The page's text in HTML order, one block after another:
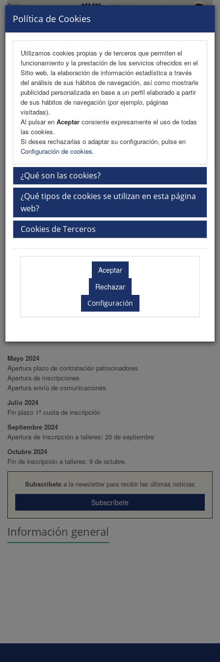
Política de Cookies
Utilizamos cookies propias y de terceros que permiten el
funcionamiento y la prestación de los servicios ofrecidos en el
Sitio web, la elaboración de información estadística a través
del análisis de sus hábitos de navegación, así como mostrarle
publicidad personalizada en base a un perfil elaborado a partir
de sus hábitos de navegación (por ejemplo, páginas
visitadas).
Al pulsar en Aceptar consiente expresamente el uso de todas
las cookies.
Si desea rechazarlas o adaptar su configuración, pulse en
Configuración de cookies.
¿Qué son las cookies?
¿Qué tipos de cookies se utilizan en esta página
web?
Cookies de Terceros
Configuración
MENU
Bienvenida
Información General
Sobre Lares
Sede y ciudad
Recogida de documentación en sede
iEvents
Transportes
Fechas importantes
Mayo 2024
Apertura plazo de contratación patrocinadores
Apertura de inscripciones
Apertura envío de comunicaciones
Julio 2024
Fin plazo 1ª cuota de inscripción
Septiembre 2024
Apertura de Inscripción a talleres: 20 de septiembre
Octubre 2024
Fin de inscripción a talleres: 9 de octubre.
Subscríbete a la newsletter para recibir las últimas noticias
Subscríbete
Información general